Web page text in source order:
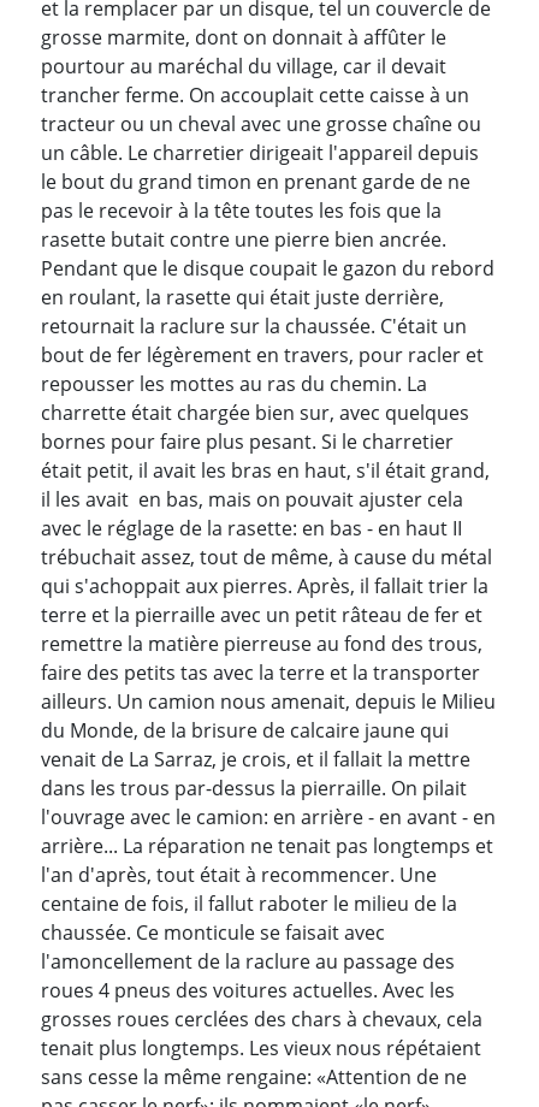
et la remplacer par un disque, tel un couvercle de
grosse marmite, dont on donnait à affûter le
pourtour au maréchal du village, car il devait
trancher ferme. On accouplait cette caisse à un
tracteur ou un cheval avec une grosse chaîne ou
un câble. Le charretier dirigeait l'appareil depuis
le bout du grand timon en prenant garde de ne
pas le recevoir à la tête toutes les fois que la
rasette butait contre une pierre bien ancrée.
Pendant que le disque coupait le gazon du rebord
en roulant, la rasette qui était juste derrière,
retournait la raclure sur la chaussée. C'était un
bout de fer légèrement en travers, pour racler et
repousser les mottes au ras du chemin. La
charrette était chargée bien sur, avec quelques
bornes pour faire plus pesant. Si le charretier
était petit, il avait les bras en haut, s'il était grand,
il les avait en bas, mais on pouvait ajuster cela
avec le réglage de la rasette: en bas - en haut II
trébuchait assez, tout de même, à cause du métal
qui s'achoppait aux pierres. Après, il fallait trier la
terre et la pierraille avec un petit râteau de fer et
remettre la matière pierreuse au fond des trous,
faire des petits tas avec la terre et la transporter
ailleurs. Un camion nous amenait, depuis le Milieu
du Monde, de la brisure de calcaire jaune qui
venait de La Sarraz, je crois, et il fallait la mettre
dans les trous par-dessus la pierraille. On pilait
l'ouvrage avec le camion: en arrière - en avant - en
arrière... La réparation ne tenait pas longtemps et
l'an d'après, tout était à recommencer. Une
centaine de fois, il fallut raboter le milieu de la
chaussée. Ce monticule se faisait avec
l'amoncellement de la raclure au passage des
roues 4 pneus des voitures actuelles. Avec les
grosses roues cerclées des chars à chevaux, cela
tenait plus longtemps. Les vieux nous répétaient
sans cesse la même rengaine: «Attention de ne